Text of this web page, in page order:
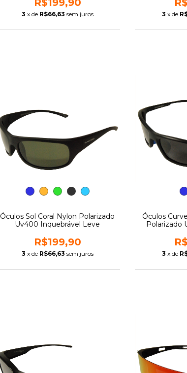
R$199,90
3 x de R$66,63 sem juros 3 x de
Óculos Sol Coral Nylon Polarizado
Uv400 Inquebrável Leve
R$199,90
3 x de R$66,63 sem juros
Óculos
Polarizado
3 x de